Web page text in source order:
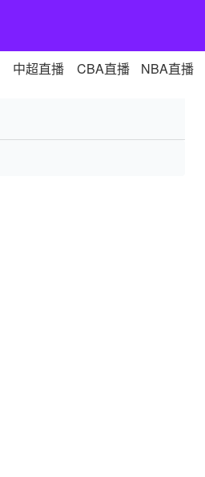
中超直播 CBA直播 NBA直播